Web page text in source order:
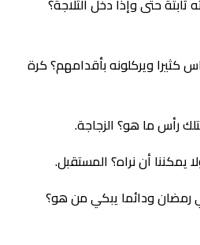
حتى وإذا دخل الثلاجة؟
كثيرا ويركلونه بأقدامهم؟ كرة
رأس ما هو؟ الزجاجة.
يمكننا أن نراه؟ المستقبل.
رمضان ودائما يبكي من هو؟